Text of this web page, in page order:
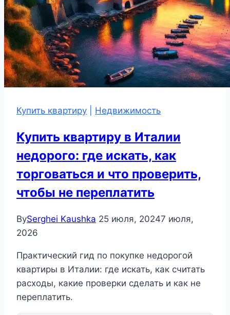
Купить квартиру Недвижимость
Купить квартиру в Италии
недорого: где искать, как
торговаться и что проверить,
чтобы не переплатить
BySerghei Kaushka 25 июля, 20247 июля,
2026
Практический гид по покупке недорогой
квартиры в Италии: где искать, как считать
расходы, какие проверки сделать и как не
переплатить.